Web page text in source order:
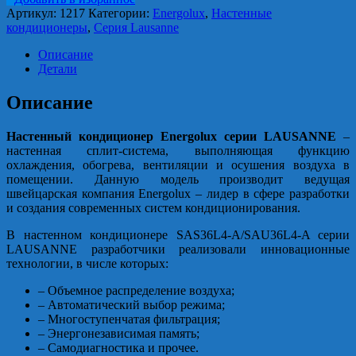
Артикул: 1217 Категории: Energolux, Настенные
кондиционеры, Серия Lausanne
Описание
Детали
Описание
Настенный кондиционер Energolux серии LAUSANNE –
настенная сплит-система, выполняющая функцию
охлаждения, обогрева, вентиляции и осушения воздуха в
помещении. Данную модель производит ведущая
швейцарская компания Energolux – лидер в сфере разработки
и создания современных систем кондиционирования.
В настенном кондиционере SAS36L4-A/SAU36L4-A серии
LAUSANNE разработчики реализовали инновационные
технологии, в числе которых:
– Объемное распределение воздуха;
– Автоматический выбор режима;
– Многоступенчатая фильтрация;
– Энергонезависимая память;
– Самодиагностика и прочее.